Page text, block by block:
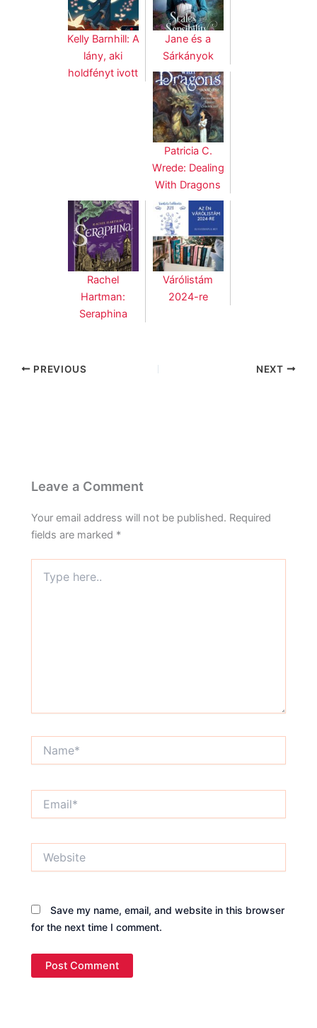
Kelly Barnhill: A
lány, aki
holdfényt ivott
Jane és a
Sárkányok
Patricia C.
Wrede: Dealing
With Dragons
Rachel
Hartman:
Seraphina
Várólistám
2024-re
PREVIOUS NEXT
Leave a Comment
Your email address will not be published. Required
fields are marked *
here..
Save my name, email, and website in this browser
for the next time I comment.